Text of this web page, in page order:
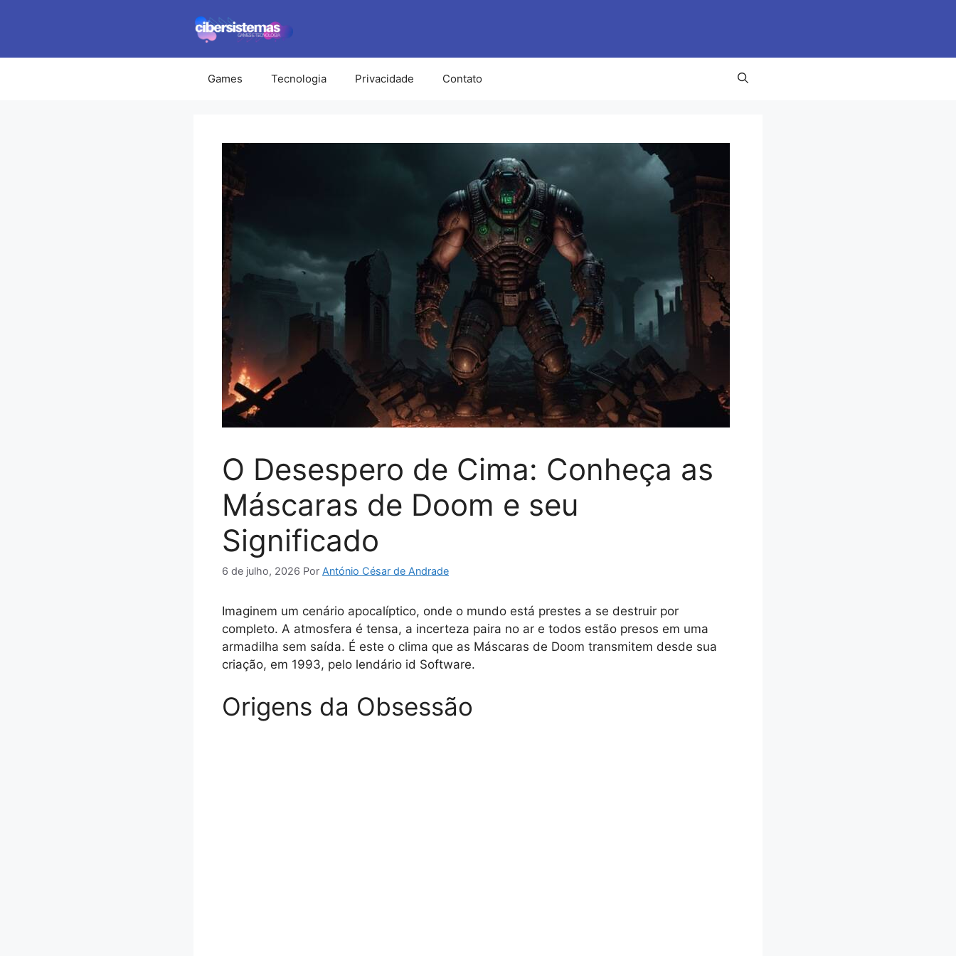
conteúdo
Games Tecnologia Privacidade Contato
O Desespero de Cima: Conheça as
Máscaras de Doom e seu
Significado
6 de julho, 2026 Por António César de Andrade
Imaginem um cenário apocalíptico, onde o mundo está prestes a se destruir por
completo. A atmosfera é tensa, a incerteza paira no ar e todos estão presos em uma
armadilha sem saída. É este o clima que as Máscaras de Doom transmitem desde sua
criação, em 1993, pelo lendário id Software.
Origens da Obsessão